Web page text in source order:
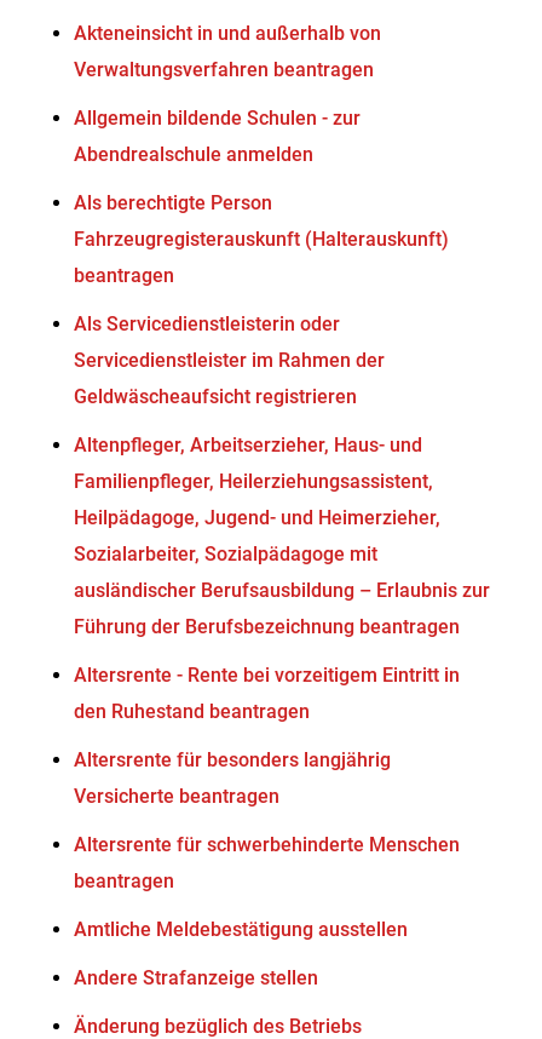
Akteneinsicht in und außerhalb von
Verwaltungsverfahren beantragen
Allgemein bildende Schulen - zur
Abendrealschule anmelden
Als berechtigte Person
Fahrzeugregisterauskunft (Halterauskunft)
beantragen
Als Servicedienstleisterin oder
Servicedienstleister im Rahmen der
Geldwäscheaufsicht registrieren
Altenpfleger, Arbeitserzieher, Haus- und
Familienpfleger, Heilerziehungsassistent,
Heilpädagoge, Jugend- und Heimerzieher,
Sozialarbeiter, Sozialpädagoge mit
ausländischer Berufsausbildung – Erlaubnis zur
Führung der Berufsbezeichnung beantragen
Altersrente - Rente bei vorzeitigem Eintritt in
den Ruhestand beantragen
Altersrente für besonders langjährig
Versicherte beantragen
Altersrente für schwerbehinderte Menschen
beantragen
Amtliche Meldebestätigung ausstellen
Andere Strafanzeige stellen
Änderung bezüglich des Betriebs